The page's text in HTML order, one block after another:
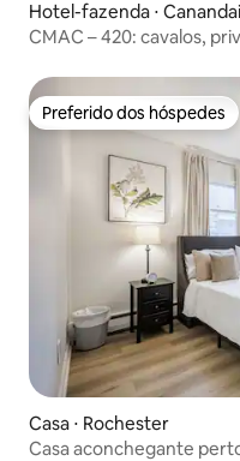
Hotel-fazenda ⋅
CMAC – 420: cavalos,
Preferido dos hóspedes
Preferido dos hóspedes
Casa ⋅ Rochester
Casa aconchegante